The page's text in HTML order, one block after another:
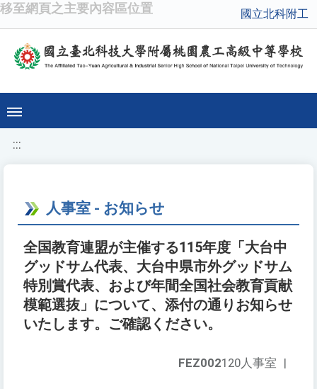
移至網頁之主要內容區位置 國立北科附工
:::
人事室 - お知らせ
全国教育連盟が主催する115年度「大台中
グッドサム代表、大台中県市外グッドサム
特別賞代表、および年間全国社会教育貢献
模範選抜」について、添付の通りお知らせ
いたします。ご確認ください。
FEZ002120人事室 |